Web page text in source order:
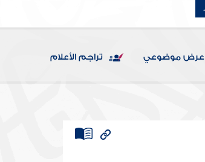
عرض موضوعي تراجم الأعلام